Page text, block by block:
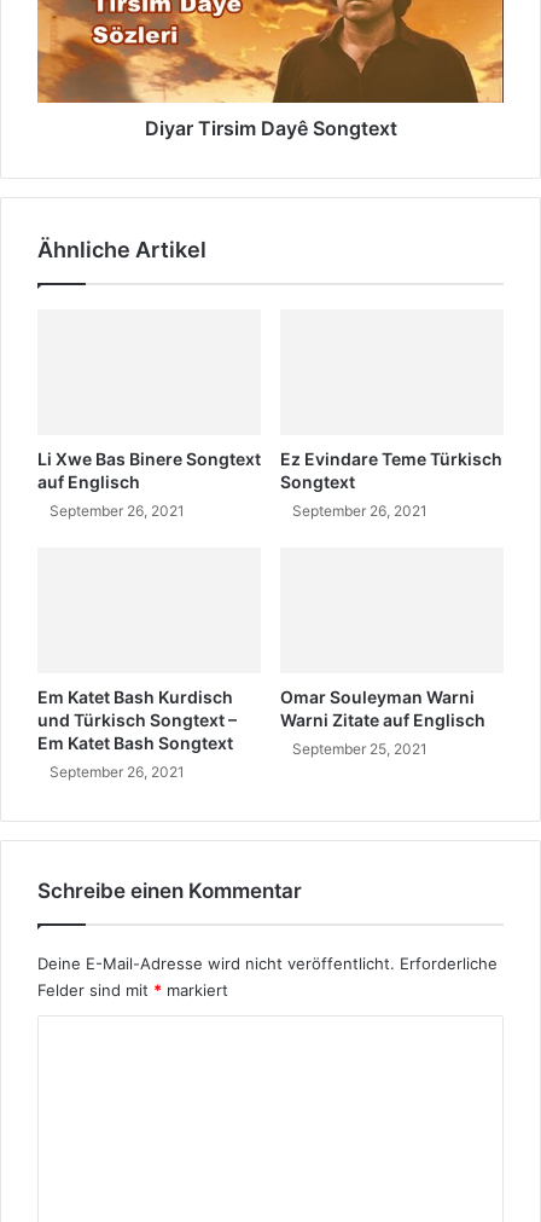
e
n
i
r
s
D
a
ê
t
Diyar Tirsim Dayê Songtext
Ähnliche Artikel
Li Xwe Bas Binere Songtext
auf Englisch
September 26, 2021
Ez Evindare Teme Türkisch
Songtext
September 26, 2021
Em Katet Bash Kurdisch
und Türkisch Songtext –
Em Katet Bash Songtext
September 26, 2021
Omar Souleyman Warni
Warni Zitate auf Englisch
September 25, 2021
Schreibe einen Kommentar
Deine E-Mail-Adresse wird nicht veröffentlicht. Erforderliche
Felder sind mit * markiert